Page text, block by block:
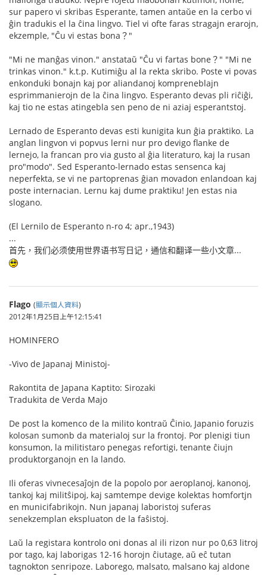
sur papero vi skribas Esperante, tamen antaŭe en la cerbo vi
ĝin tradukis el la ĉina lingvo. Tiel vi ofte faras stragajn erarojn,
ekzemple, "Ĉu vi estas bona？"
"Mi ne manĝas vinon." anstataŭ "Ĉu vi fartas bone？" "Mi ne
trinkas vinon." k.t.p. Kutimiĝu al la rekta skribo. Poste vi povas
enkonduki bonajn kaj por aliandanoj kompreneblajn
esprimmanierojn de la ĉina lingvo. Esperanto devas pli riĉiĝi,
kaj tio ne estas atingebla sen peno de ni aziaj esperantstoj.
Lernado de Esperanto devas esti kunigita kun ĝia praktiko. La
anglan lingvon vi popvus lerni nur pro devigo flanke de
lernejo, la francan pro via gusto al ĝia literaturo, kaj la rusan
pro"modo". Sed Esperanto-lernado estas sensenca kaj
neperfekta, se vi ne partoprenas ĝian movadon enlandoan kaj
poste internacian. Lernu kaj dume praktiku! Jen estas nia
slogano.
(El Lernilo de Esperanto n-ro 4; apr.,1943)
...
首先，我们必须使用世界语书写日记，通信和翻译一些小文章...
Flago (顯示個人資料)
2012年1月25日上午12:15:41
HOMINFERO
-Vivo de Japanaj Ministoj-
Rakontita de Japana Kaptito: Sirozaki
Tradukita de Verda Majo
De post la komenco de la milito kontraŭ Ĉinio, Japanio foruzis
kolosan sumonb da materialoj sur la frontoj. Por plenigi tiun
konsumon, la militistaro penegas refortigi, tenante ĉiujn
produktorganojn en la lando.
Ili oferas vivnecesaĵojn de la popolo por aeroplanoj, kanonoj,
tankoj kaj militŝipoj, kaj samtempe devige kolektas homfortjn
en municifabrikojn. Nun japanaj laboristoj suferas
senekzemplan ekspluaton de la faŝistoj.
Laŭ la registara kontrolo oni donas al ili rizon nur po 0,63 litroj
por tago, kaj laborigas 12-16 horojn ĉiutage, aŭ eĉ tutan
tagnokton senripoze. Laborego, malsato, malsano kaj aldone